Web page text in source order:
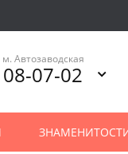
Автозаводская
07-02